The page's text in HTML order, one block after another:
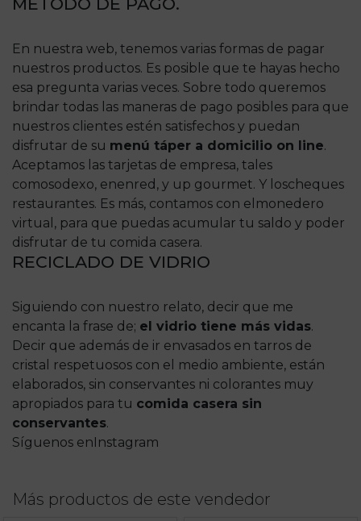
En nuestra web, tenemos varias formas de pagar
nuestros productos. Es posible que te hayas hecho
esa pregunta varias veces. Sobre todo queremos
brindar todas las maneras de pago posibles para que
nuestros clientes estén satisfechos y puedan
disfrutar de su menú táper a domicilio on line.
Aceptamos las tarjetas de empresa, tales
comosodexo, enenred, y up gourmet. Y loscheques
restaurantes. Es más, contamos con elmonedero
virtual, para que puedas acumular tu saldo y poder
disfrutar de tu comida casera.
RECICLADO DE VIDRIO
Siguiendo con nuestro relato, decir que me
encanta la frase de; el vidrio tiene más vidas.
Decir que además de ir envasados en tarros de
cristal respetuosos con el medio ambiente, están
elaborados, sin conservantes ni colorantes muy
apropiados para tu comida casera sin
conservantes.
Síguenos enInstagram
Más productos de este vendedor